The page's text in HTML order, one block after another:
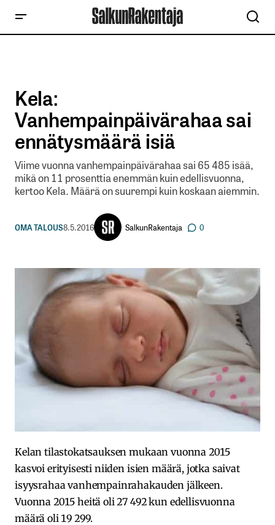
Kela:
Vanhempainpäivärahaa sai
ennätysmäärä isiä
Viime vuonna vanhempainpäivärahaa sai 65 485 isää,
mikä on 11 prosenttia enemmän kuin edellisvuonna,
kertoo Kela. Määrä on suurempi kuin koskaan aiemmin.
OMA TALOUS8.5.2016 SalkunRakentaja 0
Kelan tilastokatsauksen mukaan vuonna 2015
kasvoi erityisesti niiden isien määrä, jotka saivat
isyysrahaa vanhempainrahakauden jälkeen.
Vuonna 2015 heitä oli 27 492 kun edellisvuonna
määrä oli 19 299.